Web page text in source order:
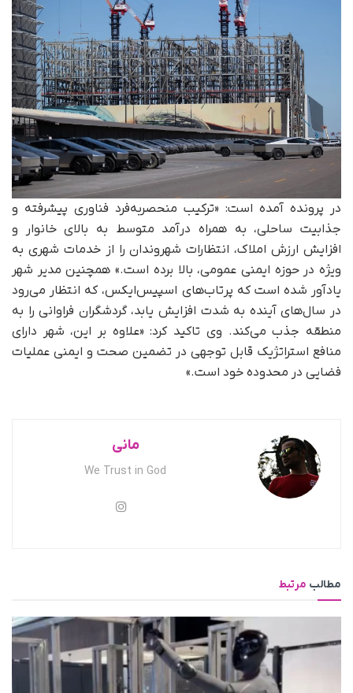
در پرونده آمده است: «ترکیب منحصربه‌فرد فناوری پیشرفته و
جذابیت ساحلی، به همراه درآمد متوسط به بالای خانوار و
افزایش ارزش املاک، انتظارات شهروندان را از خدمات شهری به
ویژه در حوزه ایمنی عمومی، بالا برده است.» همچنین مدیر شهر
یادآور شده است که پرتاب‌های اسپیس‌ایکس، که انتظار می‌رود
در سال‌های آینده به شدت افزایش یابد، گردشگران فراوانی را به
منطقه جذب می‌کند. وی تاکید کرد: «علاوه بر این، شهر دارای
منافع استراتژیک قابل توجهی در تضمین صحت و ایمنی عملیات
فضایی در محدوده خود است.»
مانی
We Trust in God
مطالب مرتبط